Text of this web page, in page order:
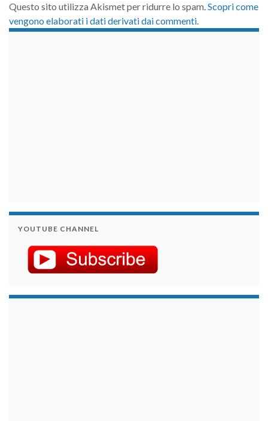
Questo sito utilizza Akismet per ridurre lo spam.Scopri come
vengono elaborati i dati derivati dai commenti.
YOUTUBE CHANNEL